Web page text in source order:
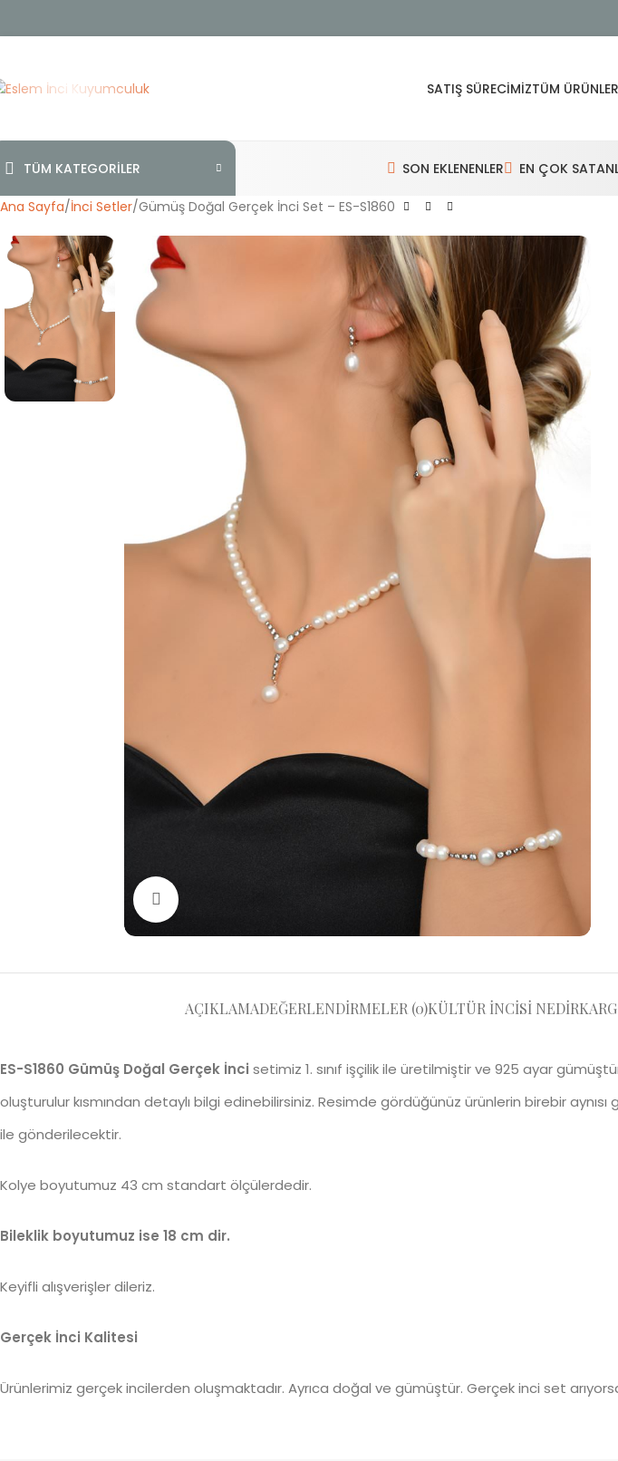
SATIŞ SÜRECIMIZTÜM ÜRÜNLER
TÜM KATEGORİLER SON EKLENENLER EN ÇOK
Ana Sayfa İnci Setler Gümüş Doğal Gerçek İnci Set – ES-S1860
AÇIKLAMADEĞERLENDIRMELER (0)KÜLTÜR İNCISI NEDIR
ES-S1860 Gümüş Doğal Gerçek İnci setimiz 1. sınıf işçilik ile üretilmiştir ve 925 ayar
oluşturulur kısmından detaylı bilgi edinebilirsiniz. Resimde gördüğünüz ürünlerin birebir
ile gönderilecektir.
Kolye boyutumuz 43 cm standart ölçülerdedir.
Bileklik boyutumuz ise 18 cm dir.
Keyifli alışverişler dileriz.
Gerçek İnci Kalitesi
Ürünlerimiz gerçek incilerden oluşmaktadır. Ayrıca doğal ve gümüştür. Gerçek inci set